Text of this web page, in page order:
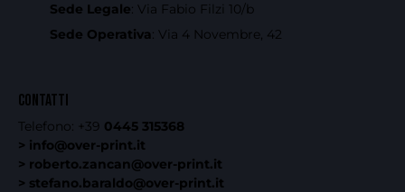
Sede Legale: Via Fabio Filzi 10/b
Sede Operativa: Via 4 Novembre, 42
CONTATTI
Telefono: +39 0445 315368
> info@over-print.it
> roberto.zancan@over-print.it
> stefano.baraldo@over-print.it